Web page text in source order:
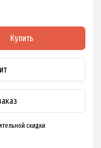
Купить
скидки